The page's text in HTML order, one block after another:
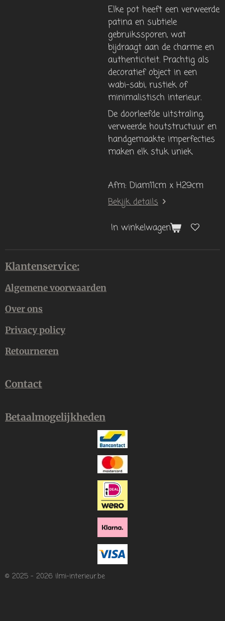
Elke pot heeft een verweerde
patina en subtiele
gebruikssporen, wat
bijdraagt ​​aan de charme en
authenticiteit. Prachtig als
decoratief object in een
wabi-sabi, rustiek of
minimalistisch interieur.
De doorleefde uitstraling,
verweerde houtstructuur en
handgemaakte imperfecties
maken elk stuk uniek.
Afm: Diam11cm x H29cm
Bekijk details
In winkelwagen
Klantenservice:
Algemene voorwaarden
Over ons
Privacy policy
Retourneren
Contact
Betaalmogelijkheden
© 2025 - 2026 ilmi-interieur.be